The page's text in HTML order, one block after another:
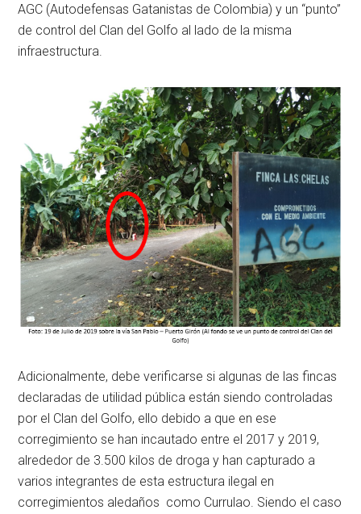
AGC (Autodefensas Gatanistas de Colombia) y un “punto”
de control del Clan del Golfo al lado de la misma
infraestructura.
Adicionalmente, debe verificarse si algunas de las fincas
declaradas de utilidad pública están siendo controladas
por el Clan del Golfo, ello debido a que en ese
corregimiento se han incautado entre el 2017 y 2019,
alrededor de 3.500 kilos de droga y han capturado a
varios integrantes de esta estructura ilegal en
corregimientos aledaños como Currulao. Siendo el caso